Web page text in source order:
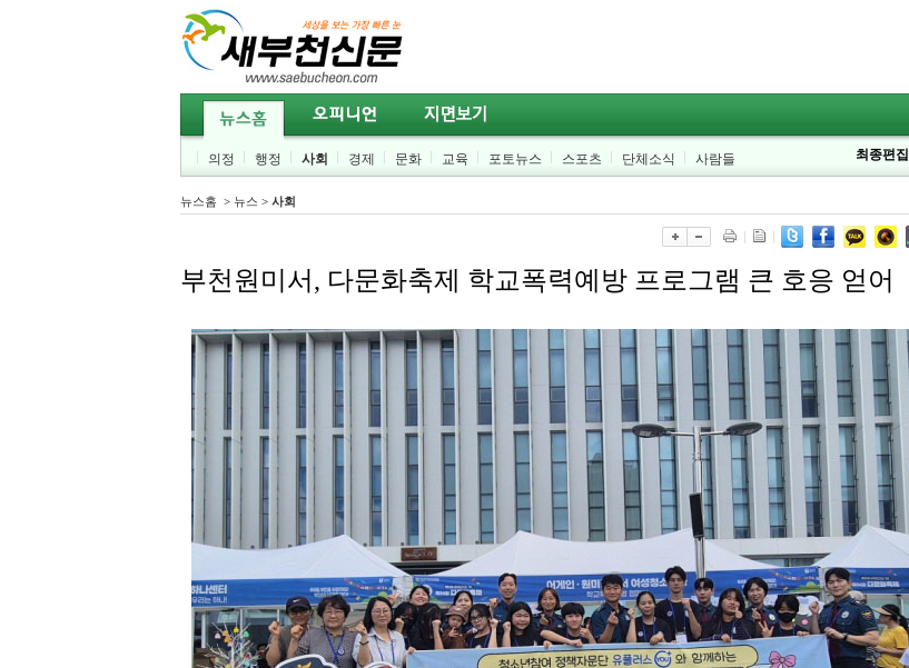
의정 행정 사회 경제 문화 교육 포토뉴스 스포츠 단체소식 사람들 최종편집
뉴스홈 > 뉴스 > 사회
부천원미서, 다문화축제 학교폭력예방 프로그램 큰 호응 얻어